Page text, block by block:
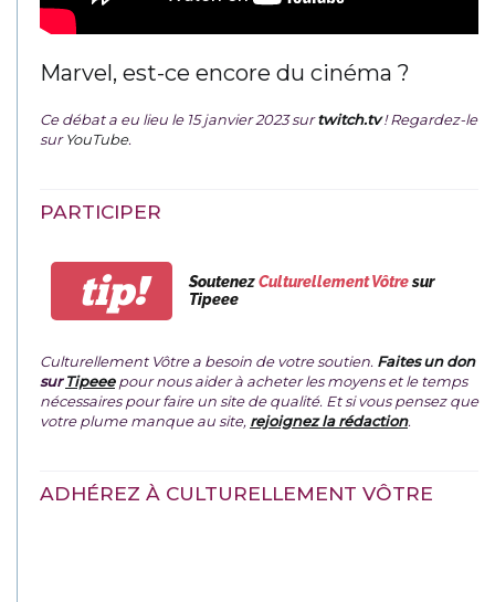
Marvel, est-ce encore du cinéma ?
Ce débat a eu lieu le 15 janvier 2023 surtwitch.tv ! Regardez-le
surYouTube.
PARTICIPER
tip! SoutenezCulturellement Vôtresur
Tipeee
Culturellement Vôtre a besoin de votre soutien. Faites un don
surTipeeepour nous aider à acheter les moyens et le temps
nécessaires pour faire un site de qualité. Et si vous pensez que
votre plume manque au site, rejoignez la rédaction.
ADHÉREZ À CULTURELLEMENT VÔTRE